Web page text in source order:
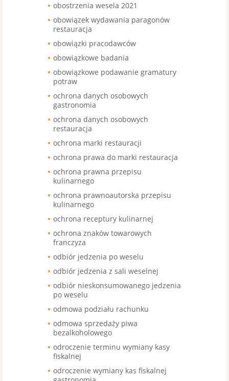
obostrzenia wesela 2021
obowiązek wydawania paragonów
restauracja
obowiązki pracodawców
obowiązkowe badania
obowiązkowe podawanie gramatury
potraw
ochrona danych osobowych
gastronomia
ochrona danych osobowych
restauracja
ochrona marki restauracji
ochrona prawa do marki restauracja
ochrona prawna przepisu
kulinarnego
ochrona prawnoautorska przepisu
kulinarnego
ochrona receptury kulinarnej
ochrona znaków towarowych
franczyza
odbiór jedzenia po weselu
odbiór jedzenia z sali weselnej
odbiór nieskonsumowanego jedzenia
po weselu
odmowa podziału rachunku
odmowa sprzedaży piwa
bezalkoholowego
odroczenie terminu wymiany kasy
fiskalnej
odroczenie wymiany kas fiskalnej